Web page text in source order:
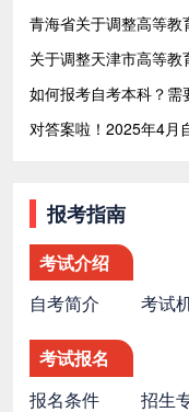
如何报考自考本科？需
对答案啦！2025年4月
报考指南
考试介绍
自考简介 考试
考试报名
报名条件 招生